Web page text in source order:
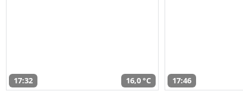
17:32 16,0 °C 17:46